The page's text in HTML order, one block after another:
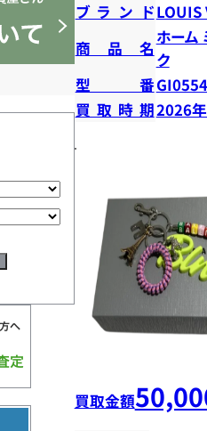
ブランドLOUIS
商品名
ホーム
ク
型番GI0554
買取時期2026
買取金額